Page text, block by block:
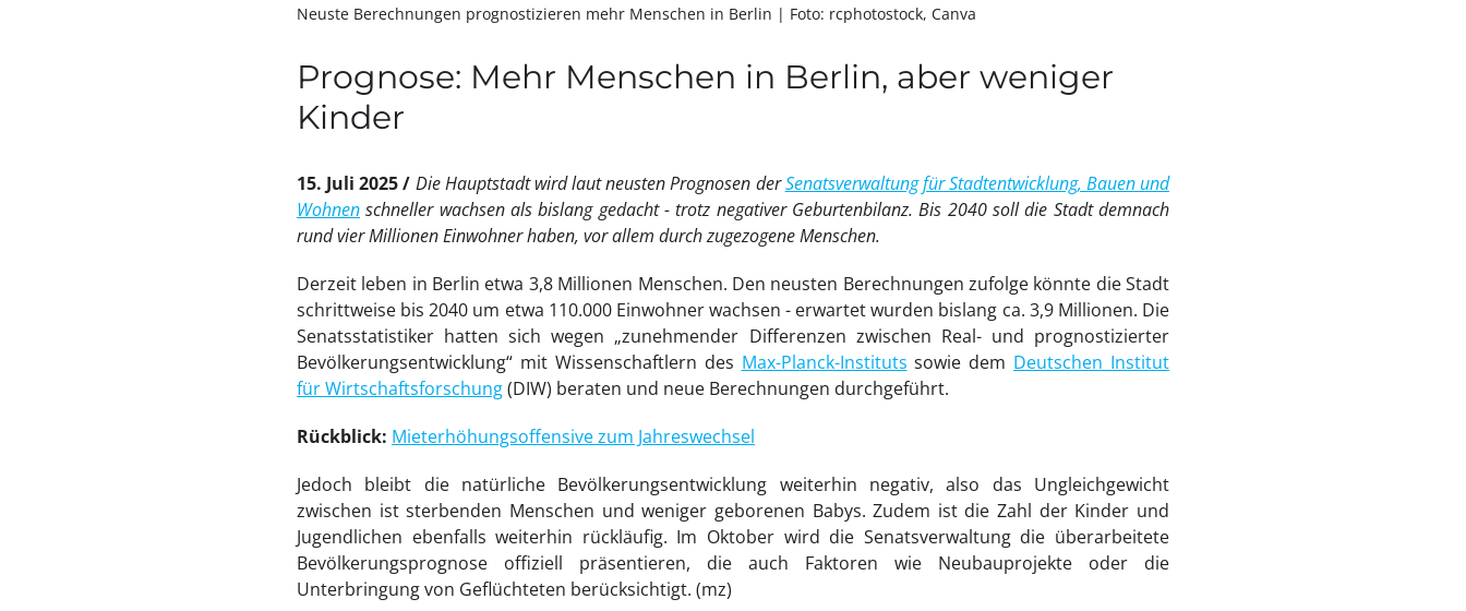
Neuste Berechnungen prognostizieren mehr Menschen in Berlin | Foto: rcphotostock, Canva
Prognose: Mehr Menschen in Berlin, aber weniger
Kinder
15. Juli 2025 Die Hauptstadt wird laut neusten Prognosen derSenatsverwaltung für Stadt­ent­wicklung, Bauen und
Wohnen schneller wachsen als bislang gedacht - trotz negativer Geburtenbilanz. Bis 2040 soll die Stadt demnach
rund vier Millionen Einwohner haben, vor allem durch zugezogene Menschen.
Derzeit leben in Berlin etwa 3,8 Millionen Menschen. Den neusten Berechnungen zufolge könnte die Stadt
schrittweise bis 2040 um etwa 110.000 Einwohner wachsen - erwartet wurden bislang ca. 3,9 Millionen. Die
Senatsstatistiker hatten sich wegen „zunehmender Differenzen zwischen Real- und prognostizierter
Bevölkerungsentwicklung“ mit Wissenschaftlern des Max-Planck-Instituts sowie dem Deutschen Institut
für Wirtschaftsforschung(DIW) beraten und neue Berechnungen durchgeführt.
Rückblick: Mieterhöhungsoffensive zum Jahreswechsel
Jedoch bleibt die natürliche Bevölkerungsentwicklung weiterhin negativ, also das Ungleichgewicht
zwischen ist sterbenden Menschen und weniger geborenen Babys. Zudem ist die Zahl der Kinder und
Jugendlichen ebenfalls weiterhin rückläufig. Im Oktober wird die Senatsverwaltung die überarbeitete
Bevölkerungsprognose offiziell präsentieren, die auch Faktoren wie Neubauprojekte oder die
Unterbringung von Geflüchteten berücksichtigt. (mz)